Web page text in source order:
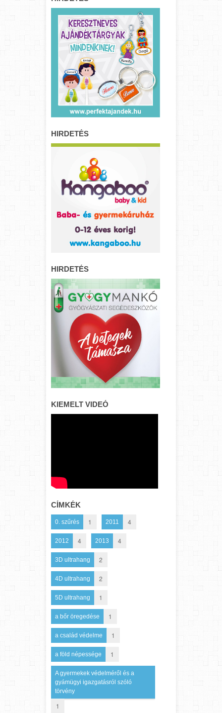
HIRDETÉS
HIRDETÉS
KIEMELT VIDEÓ
CÍMKÉK
0. szűrés 1 2011 4
2012 4 2013 4
3D ultrahang 2
4D ultrahang 2
5D ultrahang 1
a bőr öregedése 1
a család védelme 1
a föld népessége 1
A gyermekek védelméről és a
gyámügyi igazgatásról szóló
törvény
1